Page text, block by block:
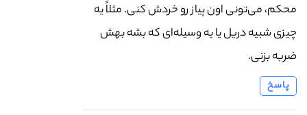
محکم، می‌تونی اون پیاز رو خردش کنی. مثلاً یه
چیزی شبیه دریل یا یه وسیله‌ای که بشه بهش
ضربه بزنی.
پاسخ